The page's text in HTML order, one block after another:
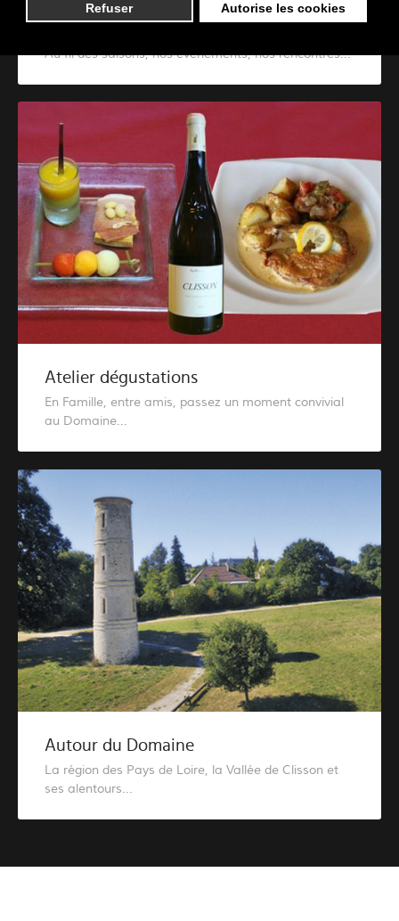
Refuser Autorise les cookies
Au fil des saisons, nos évènements, nos rencontres...
Atelier dégustations
En Famille, entre amis, passez un moment convivial
au Domaine...
Autour du Domaine
La région des Pays de Loire, la Vallée de Clisson et
ses alentours...